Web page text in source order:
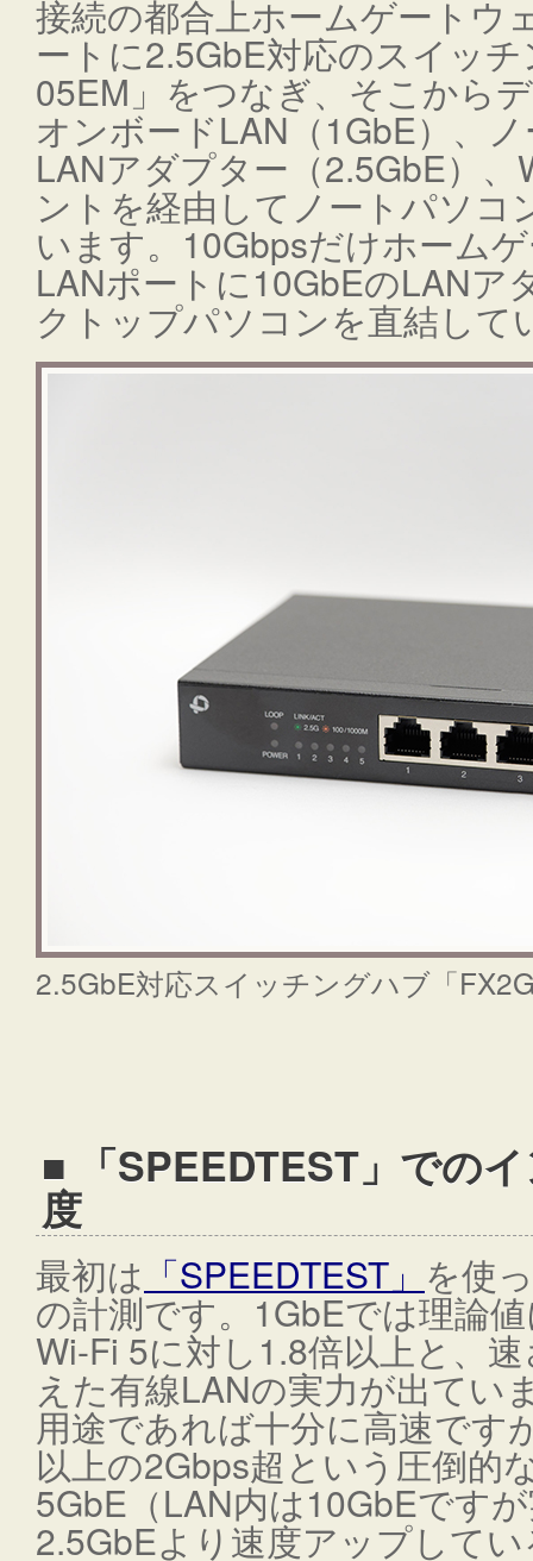
接続の都合上ホームゲートウ
ートに2.5GbE対応のスイッ
05EM」をつなぎ、そこから
オンボードLAN（1GbE）、
LANアダプター（2.5GbE）
ントを経由してノートパソコ
います。10Gbpsだけホーム
LANポートに10GbEのLANア
クトップパソコンを直結して
2.5GbE対応スイッチングハブ「
■ 「SPEEDTEST」での
度
最初は 「SPEEDTEST」 を使
の計測です。1GbEでは理論
Wi-Fi 5に対し1.8倍以上と、
えた有線LANの実力が出てい
用途であれば十分に高速です
以上の2Gbps超という圧倒的
5GbE（LAN内は10GbEです
2.5GbEより速度アップして